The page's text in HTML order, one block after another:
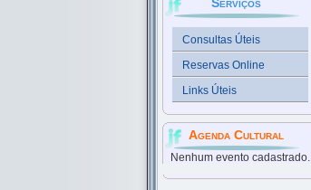
Consultas Úteis
Reservas Online
Links Úteis
Agenda Cultural
Nenhum evento cadastrado.